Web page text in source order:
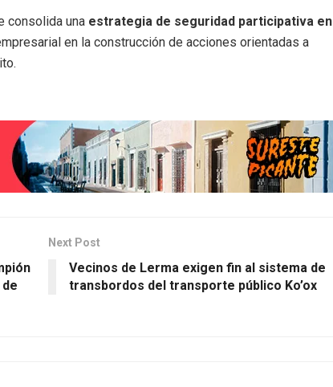
consolida una estrategia de seguridad participativa en
en la construcción de acciones orientadas a
Next Post
Vecinos de Lerma exigen fin al sistema de
transbordos del transporte público Ko’ox